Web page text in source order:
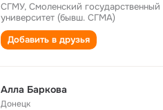
СГМУ, Смоленский
университет (бывш. СГМА)
Добавить в друзья
Алла Баркова
Донецк